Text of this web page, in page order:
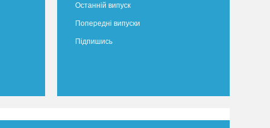
Останній випуск
Попередні випуски
Підпишись